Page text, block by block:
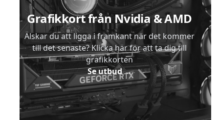
Grafikkort från Nvidia & AMD
Älskar du att ligga i framkant när det kommer
till det senaste? Klicka här för att ta dig till
grafikkorten
Se utbud→